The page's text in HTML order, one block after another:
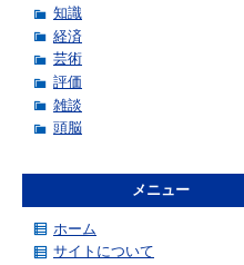
知識
経済
芸術
評価
雑談
頭脳
メニュー
ホーム
サイトについて